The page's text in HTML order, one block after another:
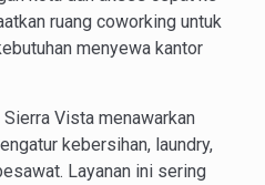
ruang coworking untuk
menyewa kantor
Vista menawarkan
kebersihan, laundry,
Layanan ini sering